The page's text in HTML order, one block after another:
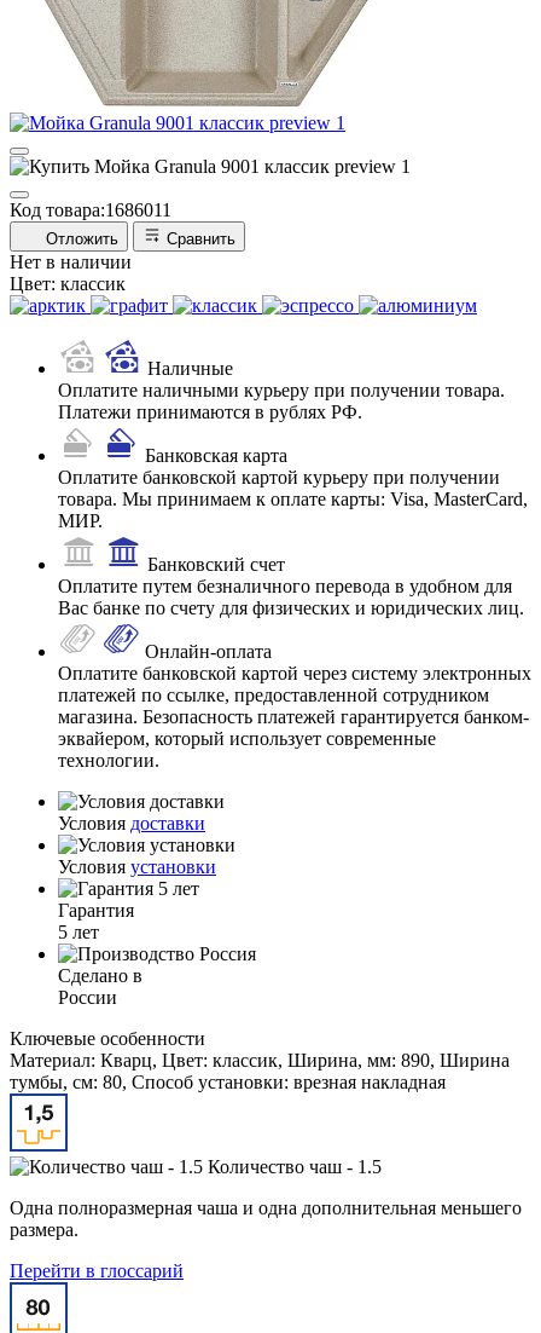
Код товара:1686011
Отложить Сравнить
Нет в наличии
Цвет: классик
Наличные
Оплатите наличными курьеру при получении товара.
Платежи принимаются в рублях РФ.
Банковская карта
Оплатите банковской картой курьеру при получении
товара. Мы принимаем к оплате карты: Visa, MasterCard,
МИР.
Банковский счет
Оплатите путем безналичного перевода в удобном для
Вас банке по счету для физических и юридических лиц.
Онлайн-оплата
Оплатите банковской картой через систему электронных
платежей по ссылке, предоставленной сотрудником
магазина. Безопасность платежей гарантируется банком-
эквайером, который использует современные
технологии.
Условия доставки
Условия установки
Гарантия
5 лет
Сделано в
России
Ключевые особенности
Материал: Кварц, Цвет: классик, Ширина, мм: 890, Ширина
тумбы, см: 80, Способ установки: врезная накладная
Количество чаш - 1.5
Одна полноразмерная чаша и одна дополнительная меньшего
размера.
Перейти в глоссарий